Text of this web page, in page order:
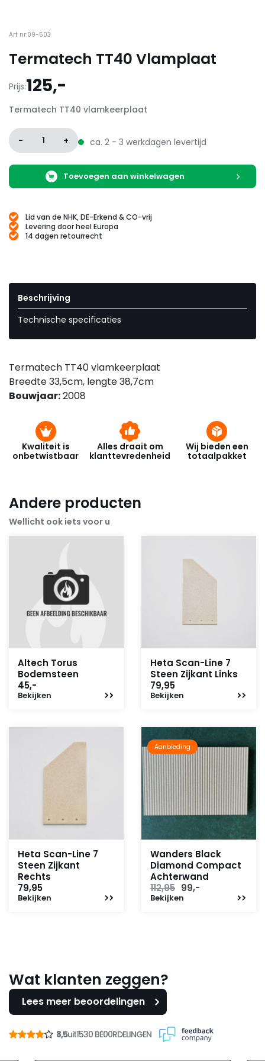
Art nr:09-503
Termatech TT40 Vlamplaat
Prijs:125,-
Termatech TT40 vlamkeerplaat
- 1 + ca. 2 - 3 werkdagen levertijd
Toevoegen aan winkelwagen
Lid van de NHK, DE-Erkend & CO-vrij
Levering door heel Europa
14 dagen retourrecht
Beschrijving
Technische specificaties
Termatech TT40 vlamkeerplaat
Breedte 33,5cm, lengte 38,7cm
Bouwjaar:2008
Kwaliteit is
onbetwistbaar
Alles draait om
klanttevredenheid
Wij bieden een
totaalpakket
Andere producten
Wellicht ook iets voor u
Altech Torus
Bodemsteen
45,-
Bekijken
Heta Scan-Line 7
Steen Zijkant Links
79,95
Bekijken
Heta Scan-Line 7
Steen Zijkant
Rechts
79,95
Bekijken
Aanbieding
Wanders Black
Diamond Compact
Achterwand
112,95 Oorspronkelijke
prijs
99,-
Bekijken
Wat klanten zeggen?
Lees meer beoordelingen
8,5uit1530 BE00RDELINGEN